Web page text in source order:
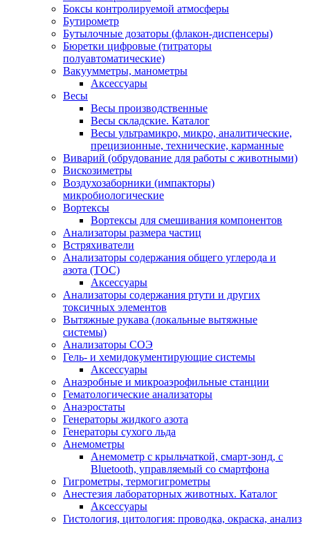
Боксы контролируемой атмосферы
Бутирометр
Бутылочные дозаторы (флакон-диспенсеры)
Бюретки цифровые (титраторы
полуавтоматические)
Вакуумметры, манометры
Аксессуары
Весы
Весы производственные
Весы складские. Каталог
Весы ультрамикро, микро, аналитические,
прецизионные, технические, карманные
Виварий (обрудование для работы с животными)
Вискозиметры
Воздухозаборники (импакторы)
микробиологические
Вортексы
Вортексы для смешивания компонентов
Анализаторы размера частиц
Встряхиватели
Анализаторы содержания общего углерода и
азота (ТОС)
Аксессуары
Анализаторы содержания ртути и других
токсичных элементов
Вытяжные рукава (локальные вытяжные
системы)
Анализаторы СОЭ
Гель- и хемидокументирующие системы
Аксессуары
Анаэробные и микроаэрофильные станции
Гематологические анализаторы
Анаэростаты
Генераторы жидкого азота
Генераторы сухого льда
Анемометры
Анемометр с крыльчаткой, смарт-зонд, с
Bluetooth, управляемый со смартфона
Гигрометры, термогигрометры
Анестезия лабораторных животных. Каталог
Аксессуары
Гистология, цитология: проводка, окраска, анализ